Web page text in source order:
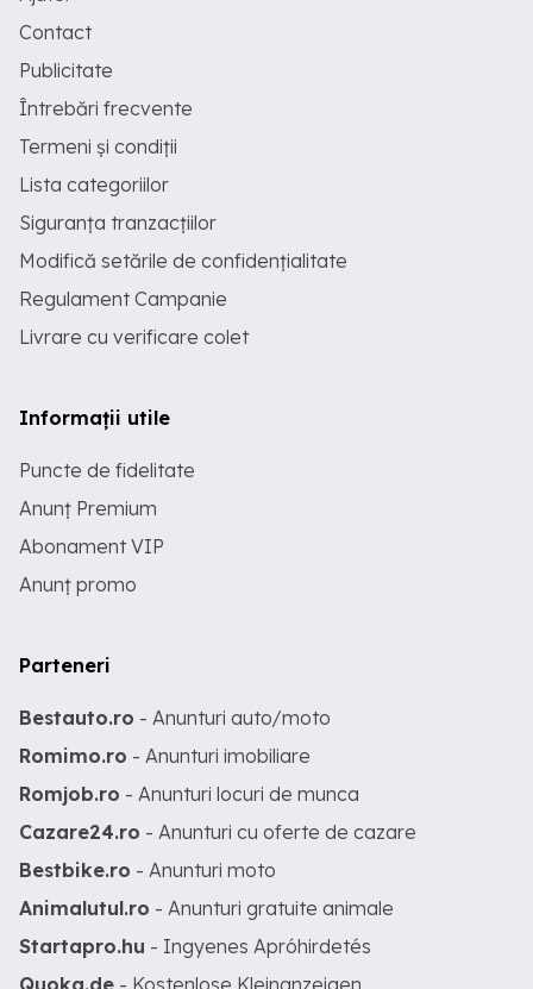
Contact
Publicitate
Întrebări frecvente
Termeni și condiții
Lista categoriilor
Siguranța tranzacțiilor
Modifică setările de confidențialitate
Regulament Campanie
Livrare cu verificare colet
Informații utile
Puncte de fidelitate
Anunț Premium
Abonament VIP
Anunț promo
Parteneri
Bestauto.ro - Anunturi auto/moto
Romimo.ro - Anunturi imobiliare
Romjob.ro - Anunturi locuri de munca
Cazare24.ro - Anunturi cu oferte de cazare
Bestbike.ro - Anunturi moto
Animalutul.ro - Anunturi gratuite animale
Startapro.hu - Ingyenes Apróhirdetés
Quoka.de - Kostenlose Kleinanzeigen